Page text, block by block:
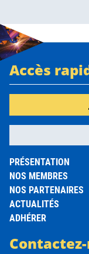
Accès
PRÉSENTATION
NOS MEMBRES
NOS PARTENAIRES
ACTUALITÉS
ADHÉRER